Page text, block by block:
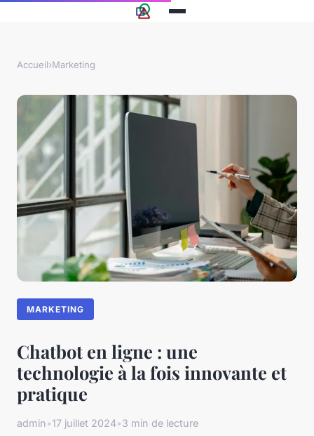
Accueil›Marketing
MARKETING
Chatbot en ligne : une
technologie à la fois innovante et
pratique
admin•17 juillet 2024•3 min de lecture